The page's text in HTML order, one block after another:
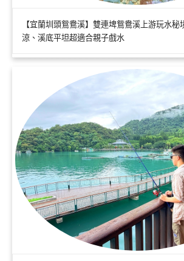
【宜蘭圳頭鴛鴦溪】雙連埤鴛鴦溪上游玩水
涼、溪底平坦超適合親子戲水